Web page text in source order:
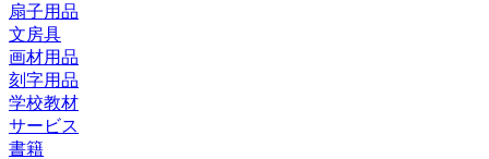
扇子用品
文房具
画材用品
刻字用品
学校教材
サービス
書籍